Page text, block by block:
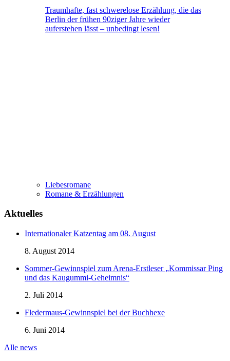
Traumhafte, fast schwerelose Erzählung, die das
Berlin der frühen 90ziger Jahre wieder
auferstehen lässt – unbedingt lesen!
Liebesromane
Romane & Erzählungen
Aktuelles
Internationaler Katzentag am 08. August
8. August 2014
Sommer-Gewinnspiel zum Arena-Erstleser „Kommissar Ping
und das Kaugummi-Geheimnis“
2. Juli 2014
Fledermaus-Gewinnspiel bei der Buchhexe
6. Juni 2014
Alle news